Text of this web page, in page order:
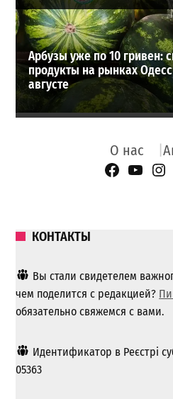
Арбузы уже по 10 гривен:
продукты на рынках
августе
О нас
Facebook
КОНТАКТЫ
Вы стали свидетелем
чем поделится с редакцией?
обязательно свяжемся с вами.
Идентификатор в Реєстрі
05363